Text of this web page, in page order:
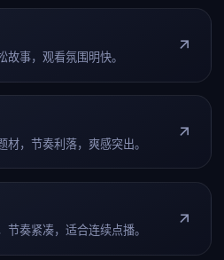
事，观看氛围明快。
，节奏利落，爽感突出。
奏紧凑，适合连续点播。